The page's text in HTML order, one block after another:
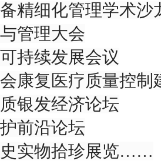
精细化管理学术沙
管理⼤会
持续发展会议
康复医疗质量控制
银发经济论坛
前沿论坛
史实物拾珍展览……